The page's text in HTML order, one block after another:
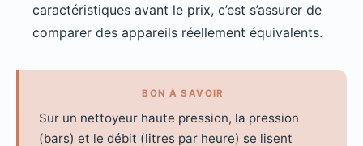
caractéristiques avant le prix, c’est s’assurer de
comparer des appareils réellement équivalents.
BON À SAVOIR
Sur un nettoyeur haute pression, la pression
(bars) et le débit (litres par heure) se lisent